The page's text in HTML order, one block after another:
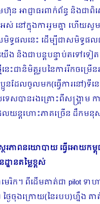
អាជ្ញាធរពាក់ព័ន្ធ និងជាពិ
ស់ នៅក្នុងការរួមគ្នា ហើយសូ
ទ្ធផលនេះ ដើម្បីជាសមិទ្ធផ
ើង និងជាបន្តបន្ទាប់តទៅទ
ះជានិមិត្តរូបនៃការរីកចម្រើ
ដែលចូលមក(ធ្វើការនៅ)ទីនេ
េសបានរងគ្រោះពីសង្រ្គាម កា
លយន្តហោះភាគច្រើន ដឹកមនុ
រភាពនយោបាយ ធ្វើអោយកម្ពុ
ានតម្លៃខ្ពស់
េរិក។ ពីដើមគាត់ជា pilot ទា
ៃចុងក្រោយ(នៃរបប)ហ្នឹង គ